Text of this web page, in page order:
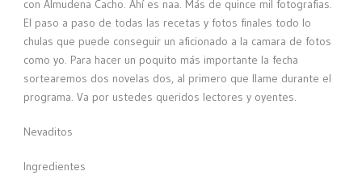
con Almudena Cacho. Ahí es naa. Más de quince mil fotografias.
El paso a paso de todas las recetas y fotos finales todo lo
chulas que puede conseguir un aficionado a la camara de fotos
como yo. Para hacer un poquito más importante la fecha
sortearemos dos novelas dos, al primero que llame durante el
programa. Va por ustedes queridos lectores y oyentes.
Nevaditos
Ingredientes